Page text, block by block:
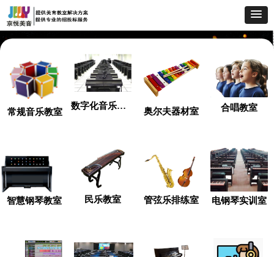
常规音乐教室
数字化音乐教室
奥尔夫器材室 合唱教室
民乐教室 管弦乐排练室 电钢琴实训室
智慧钢琴教室